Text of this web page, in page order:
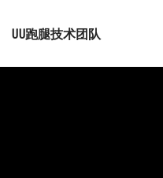
UU跑腿技术团队